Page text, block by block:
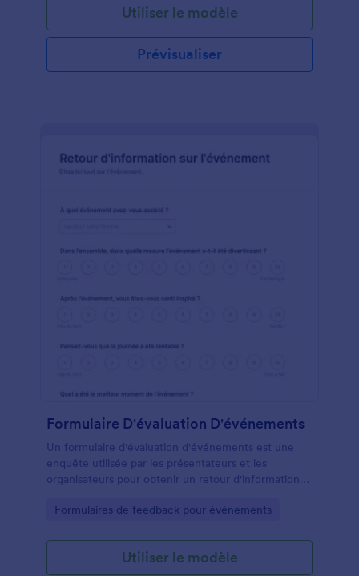
Utiliser le modèle
Prévisualiser
Formulaire D'évaluation D'événements
Un formulaire d'évaluation d'événements est une
enquête utilisée par les présentateurs et les
organisateurs pour obtenir un retour d'information
Go to Category:
Formulaires de feedback pour événements
Utiliser le modèle